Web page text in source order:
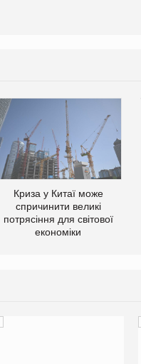
Криза у Китаї може
спричинити великі
потрясіння для світової
економіки